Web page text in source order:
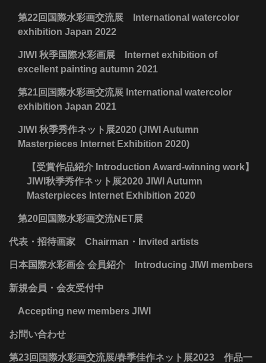
第22回国際水彩画交流展 International watercolor
exhibition Japan 2022
JIWI 秋季国際水彩画展 Internet exhibition of
excellent painting autumn 2021
第21回国際水彩画交流展 International watercolor
exhibition Japan 2021
JIWI 秋季秀作ネット展2020 (JIWI Autumn
Masterpieces Internet Exhibition 2020)
【受賞作品紹介 Introduction Award-winning work】
JIWI秋季秀作ネット展2020 JIWI Autumn
Masterpieces Internet Exhibition 2020
第20回国際水彩画交流NET展
代表・招待画家 Chairman・Invited artists
日本国際水彩画会 会員紹介 Introducing JIWI members
新規会員・会友受付中
Accepting new members JIWI
お問い合わせ
第23回国際水彩画交流展/春季佳作ネット展2023 作品一